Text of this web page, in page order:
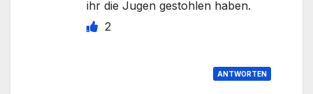
ihr die Jugen gestohlen haben.
2
ANTWORTEN